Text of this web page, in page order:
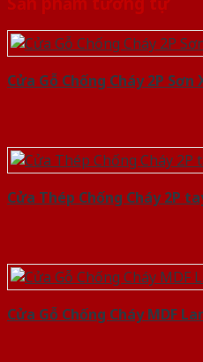
Cửa Gỗ Chống Cháy 2P Sơn
Cửa Thép Chống Cháy 2P
Cửa Gỗ Chống Cháy MDF